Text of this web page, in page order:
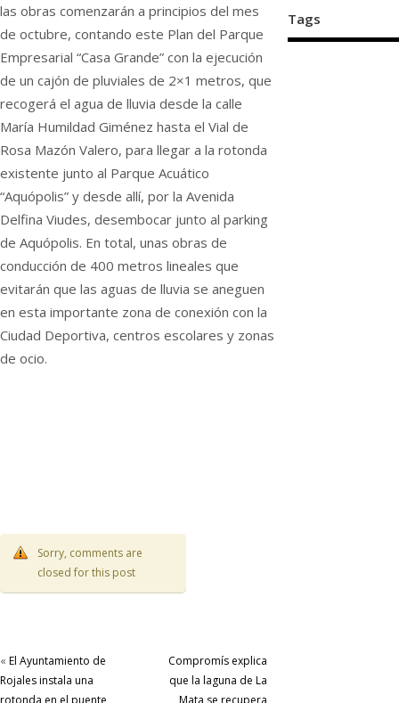
las obras comenzarán a principios del mes
de octubre, contando este Plan del Parque
Empresarial “Casa Grande” con la ejecución
de un cajón de pluviales de 2×1 metros, que
recogerá el agua de lluvia desde la calle
María Humildad Giménez hasta el Vial de
Rosa Mazón Valero, para llegar a la rotonda
existente junto al Parque Acuático
“Aquópolis” y desde allí, por la Avenida
Delfina Viudes, desembocar junto al parking
de Aquópolis. En total, unas obras de
conducción de 400 metros lineales que
evitarán que las aguas de lluvia se aneguen
en esta importante zona de conexión con la
Ciudad Deportiva, centros escolares y zonas
de ocio.
Sorry, comments are
closed for this post
« El Ayuntamiento de
Rojales instala una
rotonda en el puente
Compromís explica
que la laguna de La
Mata se recupera
Tags